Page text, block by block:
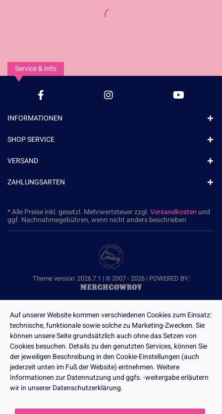
Service & Info
INFORMATIONEN
SHOP SERVICE
VERSAND
ZAHLUNGSARTEN
* Alle Preise inkl. gesetzl. Mehrwertsteuer zzgl.Versandkosten und
ggf. Nachnahmegebühren, wenn nicht anders beschrieben
Theme version: 2026.7.1 | © 2007 - 2026 | POWERED BY:
Auf unserer Website kommen verschiedenen Cookies zum Einsatz:
technische, funktionale sowie solche zu Marketing-Zwecken. Sie
können unsere Seite grundsätzlich auch ohne das Setzen von
Cookies besuchen. Details zu den genutzten Services, können Sie
der jeweiligen Beschreibung in den Cookie-Einstellungen (auch
jederzeit unten im Fuß der Website) entnehmen. Weitere
Informationen zur Datennutzung und ggfs. -weitergabe erläutern
wir in unserer Datenschutzerklärung.